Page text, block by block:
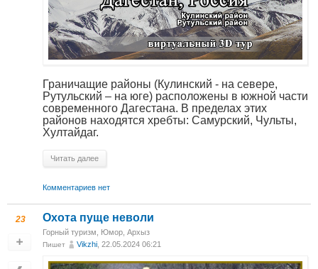
Граничащие районы (Кулинский - на севере,
Рутульский – на юге) расположены в южной части
современного Дагестана. В пределах этих
районов находятся хребты: Самурский, Чульты,
Хултайдаг.
Читать далее
Комментариев нет
23 Охота пуще неволи
Горный туризм Юмор Архыз
Пишет Vikzhi , 22.05.2024 06:21